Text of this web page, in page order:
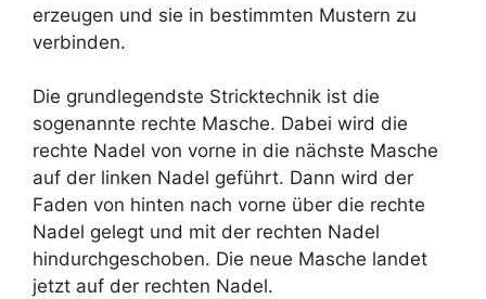
erzeugen und sie in bestimmten Mustern zu
verbinden.
Die grundlegendste Stricktechnik ist die
sogenannte rechte Masche. Dabei wird die
rechte Nadel von vorne in die nächste Masche
auf der linken Nadel geführt. Dann wird der
Faden von hinten nach vorne über die rechte
Nadel gelegt und mit der rechten Nadel
hindurchgeschoben. Die neue Masche landet
jetzt auf der rechten Nadel.